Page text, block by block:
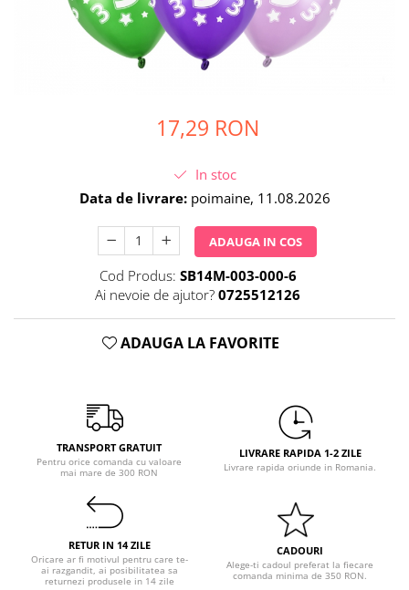
Suflatori si Coifuri
Petrecere Star Wars
Petrecere Super Mario
Petrecere Buburuza Miraculoasa
Petrecere Little Star
Petrecere Lovely Swan
Petrecere Mica Sirena
Petrecere Minnie Mouse
Petrecere Pisicute
Petrecere Printese Disney
Petrecere Anii '20
Petrecere Tropicala
Summer Party
Petrecere Majorat
Petrecere 30 ani
17,29 RON
In stoc
Data de livrare:poimaine, 11.08.2026
ADAUGA IN COS
Cod Produs: SB14M-003-000-6
Ai nevoie de ajutor? 0725512126
ADAUGA LA FAVORITE
TRANSPORT GRATUIT
Pentru orice comanda cu valoare
mai mare de 300 RON
LIVRARE RAPIDA 1-2 ZILE
Livrare rapida oriunde in Romania.
RETUR IN 14 ZILE
Oricare ar fi motivul pentru care te-
ai razgandit, ai posibilitatea sa
returnezi produsele in 14 zile
CADOURI
Alege-ti cadoul preferat la fiecare
comanda minima de 350 RON.